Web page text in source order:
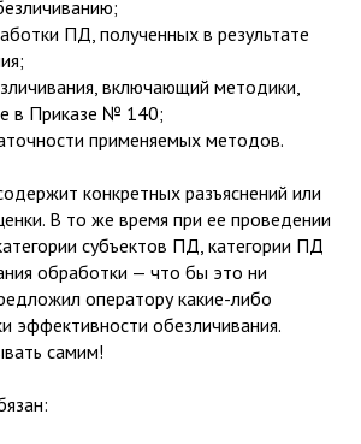
ПД, полученных в результате
включающий методики,
в Приказе № 140;
применяемых методов.
конкретных разъяснений или
В то же время при ее проведении
субъектов ПД, категории ПД
обработки — что бы это ни
оператору какие-либо
эффективности обезличивания.
самим!